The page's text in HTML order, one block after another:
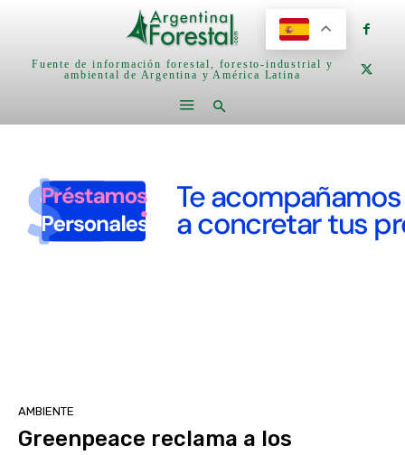
Fuente de información forestal, foresto-industrial y
ambiental de Argentina y América Latina
AMBIENTE
Greenpeace reclama a los